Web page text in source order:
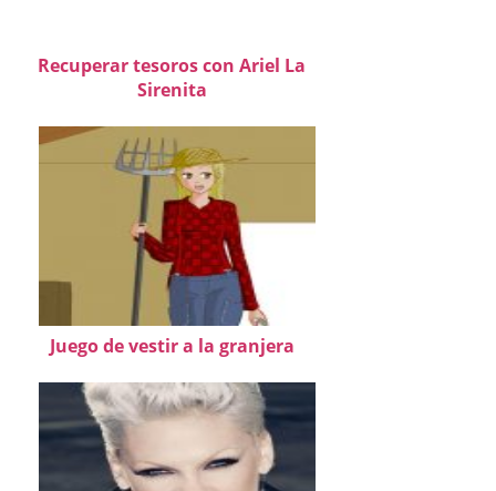
Recuperar tesoros con Ariel La
Sirenita
Juego de vestir a la granjera